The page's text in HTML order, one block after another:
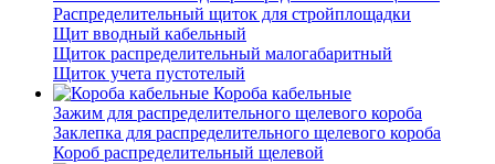
Распределительный щиток для стройплощадки
Щит вводный кабельный
Щиток распределительный малогабаритный
Щиток учета пустотелый
Короба кабельные
Зажим для распределительного щелевого короба
Заклепка для распределительного щелевого короба
Короб распределительный щелевой